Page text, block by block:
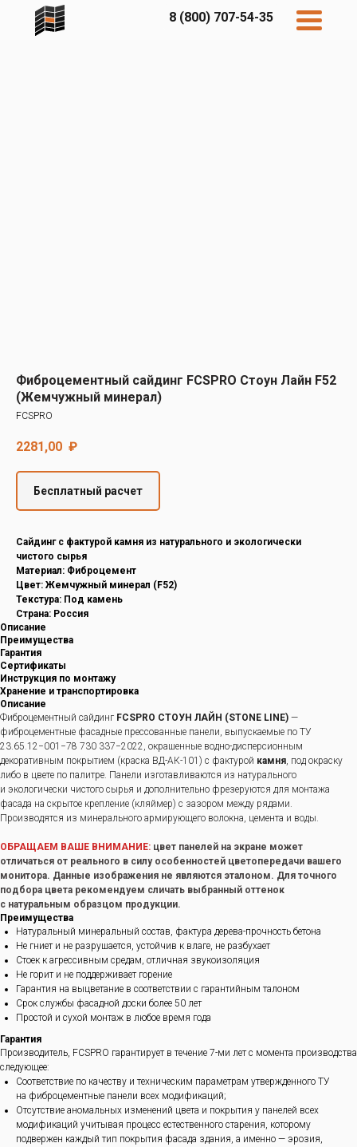
8 (800) 707-54-35
Cedral
Фиброцементный сайдинг FCSPRO Стоун Лайн F52
(Жемчужный минерал)
FCSPRO
2281,00 ₽
Бесплатный расчет
Cайдинг с фактурой камня из натурального и экологически
чистого сырья
Материал: Фиброцемент
Цвет: Жемчужный минерал (F52)
Текстура: Под камень
Страна: Россия
Описание
Преимущества
Гарантия
Сертификаты
Инструкция по монтажу
Хранение и транспортировка
Описание
Фиброцементный сайдинг FCSPRO СТОУН ЛАЙН (STONE LINE) —
фиброцементные фасадные прессованные панели, выпускаемые по ТУ
23.65.12−001−78 730 337−2022, окрашенные водно-дисперсионным
декоративным покрытием (краска ВД-АК-101) с фактурой камня, под окраску
либо в цвете по палитре. Панели изготавливаются из натурального
и экологически чистого сырья и дополнительно фрезеруются для монтажа
фасада на скрытое крепление (кляймер) с зазором между рядами.
Производятся из минерального армирующего волокна, цемента и воды.
ОБРАЩАЕМ ВАШЕ ВНИМАНИЕ: цвет панелей на экране может
отличаться от реального в силу особенностей цветопередачи вашего
монитора. Данные изображения не являются эталоном. Для точного
подбора цвета рекомендуем сличать выбранный оттенок
с натуральным образцом продукции.
Преимущества
Натуральный минеральный состав, фактура дерева-прочность бетона
Не гниет и не разрушается, устойчив к влаге, не разбухает
Стоек к агрессивным средам, отличная звукоизоляция
Не горит и не поддерживает горение
Гарантия на выцветание в соответствии с гарантийным талоном
Срок службы фасадной доски более 50 лет
Простой и сухой монтаж в любое время года
Гарантия
Производитель, FCSPRO гарантирует в течение 7-ми лет с момента производства
следующее:
Соответствие по качеству и техническим параметрам утвержденного ТУ
на фиброцементные панели всех модификаций;
Отсутствие аномальных изменений цвета и покрытия у панелей всех
модификаций учитывая процесс естественного старения, которому
подвержен каждый тип покрытия фасада здания, а именно — эрозия,